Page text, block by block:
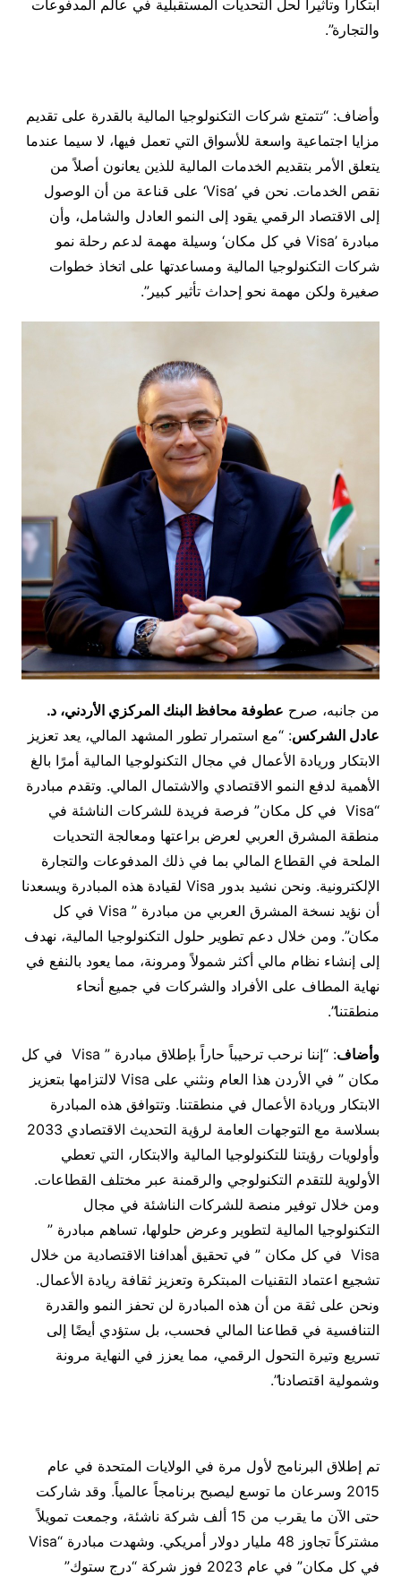
ابتكاراً وتأثيراً لحل التحديات المستقبلية في عالم المدفوعات
والتجارة”.
وأضاف: “تتمتع شركات التكنولوجيا المالية بالقدرة على تقديم
مزايا اجتماعية واسعة للأسواق التي تعمل فيها، لا سيما عندما
يتعلق الأمر بتقديم الخدمات المالية للذين يعانون أصلاً من
نقص الخدمات. نحن في ’Visa‘ على قناعة من أن الوصول
إلى الاقتصاد الرقمي يقود إلى النمو العادل والشامل، وأن
مبادرة ’Visa في كل مكان‘ وسيلة مهمة لدعم رحلة نمو
شركات التكنولوجيا المالية ومساعدتها على اتخاذ خطوات
صغيرة ولكن مهمة نحو إحداث تأثير كبير”.
من جانبه، صرح عطوفة محافظ البنك المركزي الأردني، د.
عادل الشركس: “مع استمرار تطور المشهد المالي، يعد تعزيز
الابتكار وريادة الأعمال في مجال التكنولوجيا المالية أمرًا بالغ
الأهمية لدفع النمو الاقتصادي والاشتمال المالي. وتقدم مبادرة
“Visa في كل مكان” فرصة فريدة للشركات الناشئة في
منطقة المشرق العربي لعرض براعتها ومعالجة التحديات
الملحة في القطاع المالي بما في ذلك المدفوعات والتجارة
الإلكترونية. ونحن نشيد بدور Visa لقيادة هذه المبادرة ويسعدنا
أن نؤيد نسخة المشرق العربي من مبادرة ” Visa في كل
مكان”. ومن خلال دعم تطوير حلول التكنولوجيا المالية، نهدف
إلى إنشاء نظام مالي أكثر شمولاً ومرونة، مما يعود بالنفع في
نهاية المطاف على الأفراد والشركات في جميع أنحاء
منطقتنا”.
وأضاف
: “إننا نرحب ترحيباً حاراً بإطلاق مبادرة ” Visa في كل
مكان ” في الأردن هذا العام ونثني على Visa لالتزامها بتعزيز
الابتكار وريادة الأعمال في منطقتنا. وتتوافق هذه المبادرة
بسلاسة مع التوجهات العامة لرؤية التحديث الاقتصادي 2033
وأولويات رؤيتنا للتكنولوجيا المالية والابتكار، التي تعطي
الأولوية للتقدم التكنولوجي والرقمنة عبر مختلف القطاعات.
ومن خلال توفير منصة للشركات الناشئة في مجال
التكنولوجيا المالية لتطوير وعرض حلولها، تساهم مبادرة ”
Visa في كل مكان ” في تحقيق أهدافنا الاقتصادية من خلال
تشجيع اعتماد التقنيات المبتكرة وتعزيز ثقافة ريادة الأعمال.
ونحن على ثقة من أن هذه المبادرة لن تحفز النمو والقدرة
التنافسية في قطاعنا المالي فحسب، بل ستؤدي أيضًا إلى
تسريع وتيرة التحول الرقمي، مما يعزز في النهاية مرونة
وشمولية اقتصادنا”.
تم إطلاق البرنامج لأول مرة في الولايات المتحدة في عام
2015 وسرعان ما توسع ليصبح برنامجاً عالمياً. وقد شاركت
حتى الآن ما يقرب من 15 ألف شركة ناشئة، وجمعت تمويلاً
مشتركاً تجاوز 48 مليار دولار أمريكي. وشهدت مبادرة “Visa
في كل مكان” في عام 2023 فوز شركة “درج ستوك”